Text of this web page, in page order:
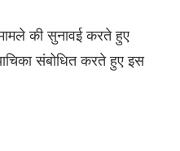
की सुनावई करते हुए
संबोधित करते हुए इस